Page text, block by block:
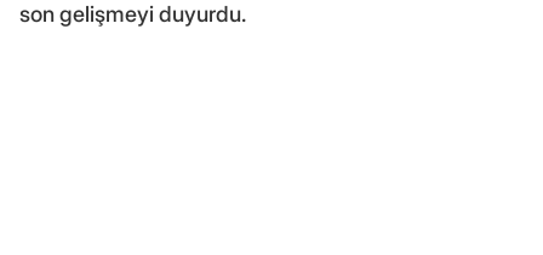
son gelişmeyi duyurdu.